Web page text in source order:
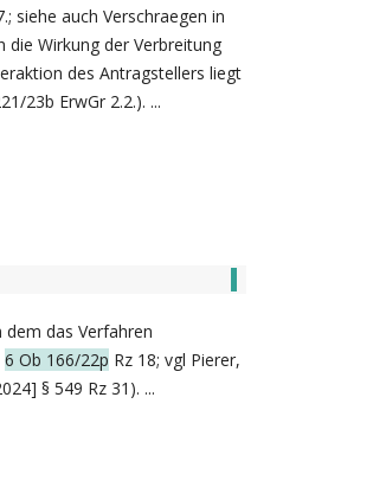
siehe auch Verschraegen in
die Wirkung der Verbreitung
des Antragstellers liegt
23b ErwGr 2.2.). ...
dem das Verfahren
6 Ob 166/22p Rz 18; vgl Pierer,
§ 549 Rz 31). ...